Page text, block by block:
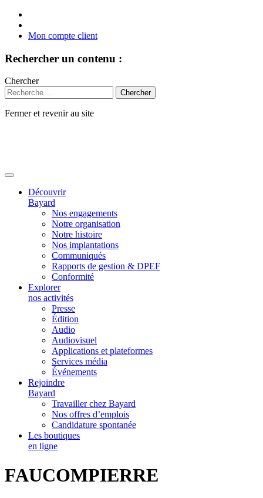
Mon compte client
Rechercher un contenu :
Chercher
Fermer et revenir au site
Découvrir
Bayard
Nos engagements
Notre organisation
Notre histoire
Nos implantations
Communiqués
Rapports de gestion & DPEF
Conformité
Explorer
nos activités
Presse
Édition
Audio
Audiovisuel
Applications et plateformes
Services média
Événements
Rejoindre
Bayard
Travailler chez Bayard
Nos offres d’emplois
Candidature spontanée
Les boutiques
en ligne
FAUCOMPIERRE